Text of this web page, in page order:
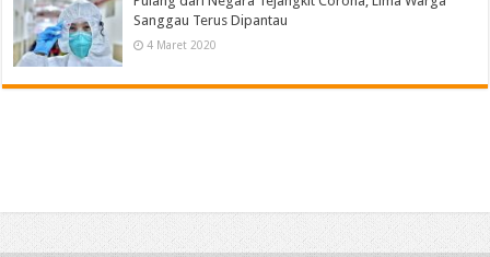
Sanggau Terus Dipantau
4 Maret 2020